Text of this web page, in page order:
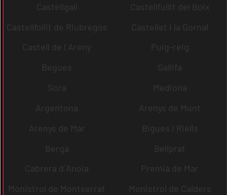
Castellgalí
Castellfullit del Boix
Castellfollit de Riubregós
Castellet i la Gornal
Castell de l´Areny
Puig-reig
Begues
Gallifa
Sora
Mediona
Argentona
Arenys de Munt
Arenys de Mar
Bigues i Riells
Berga
Bellprat
Cabrera d´Anoia
Premià de Mar
Monistrol de Montserrat
Monistrol de Calders